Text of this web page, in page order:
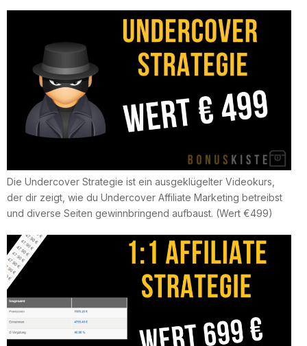
Die Undercover Strategie ist ein ausgeklügelter Videokurs,
der dir zeigt, wie du Undercover Affiliate Marketing betreibst
und diverse Seiten gewinnbringend aufbaust. (Wert €499)